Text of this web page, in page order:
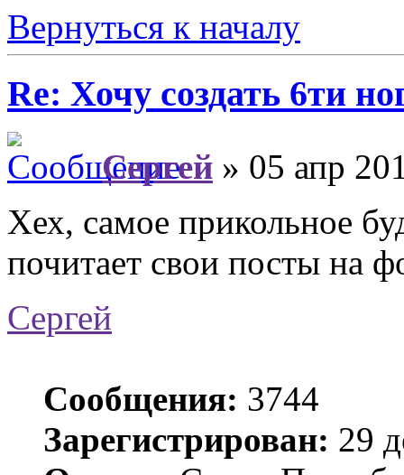
Вернуться к началу
Re: Хочу создать 6ти
Сергей » 05 апр
Хех, самое прикольное
почитает свои посты на
Сергей
Сообщения: 3744
Зарегистрирован: 29